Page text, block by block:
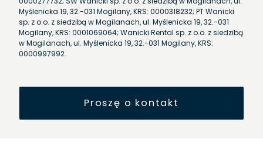
Myślenicka 19, 32.-031 Mogilany, KRS: 0000318232; PT Wanicki
sp. z o.o. z siedzibą w Mogilanach, ul. Myślenicka 19, 32.-031
Mogilany, KRS: 0001069064; Wanicki Rental sp. z o.o. z siedzibą
w Mogilanach, ul. Myślenicka 19, 32.-031 Mogilany, KRS:
0000997992.